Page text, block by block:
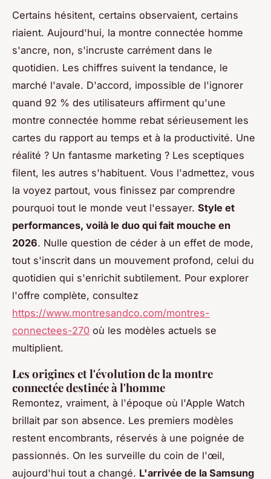
Certains hésitent, certains observaient, certains
riaient. Aujourd'hui, la montre connectée homme
s'ancre, non, s'incruste carrément dans le
quotidien. Les chiffres suivent la tendance, le
marché l'avale. D'accord, impossible de l'ignorer
quand 92 % des utilisateurs affirment qu'une
montre connectée homme rebat sérieusement les
cartes du rapport au temps et à la productivité. Une
réalité ? Un fantasme marketing ? Les sceptiques
filent, les autres s'habituent. Vous l'admettez, vous
la voyez partout, vous finissez par comprendre
pourquoi tout le monde veut l'essayer. Style et
performances, voilà le duo qui fait mouche en
2026. Nulle question de céder à un effet de mode,
tout s'inscrit dans un mouvement profond, celui du
quotidien qui s'enrichit subtilement. Pour explorer
l'offre complète, consultez
https://www.montresandco.com/montres-
connectees-270 où les modèles actuels se
multiplient.
Les origines et l'évolution de la montre
connectée destinée à l'homme
Remontez, vraiment, à l'époque où l'Apple Watch
brillait par son absence. Les premiers modèles
restent encombrants, réservés à une poignée de
passionnés. On les surveille du coin de l'œil,
aujourd'hui tout a changé. L'arrivée de la Samsung